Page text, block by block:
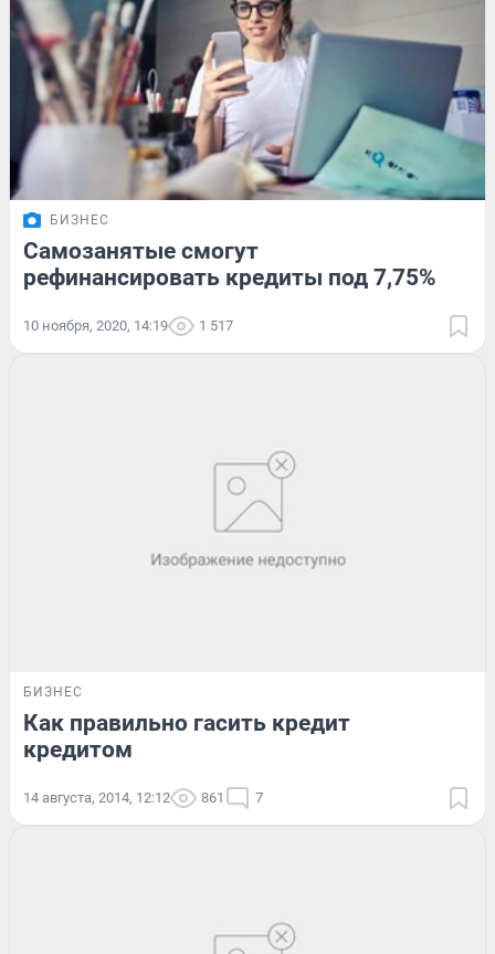
БИЗНЕС
Самозанятые смогут
рефинансировать кредиты под 7,75%
10 ноября, 2020, 14:19 1 517
БИЗНЕС
Как правильно гасить кредит
кредитом
14 августа, 2014, 12:12 861 7